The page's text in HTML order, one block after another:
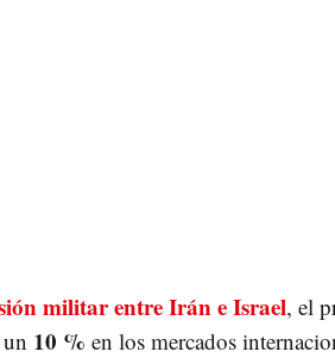
militar entre Irán e Israel, el
10 % en los mercados